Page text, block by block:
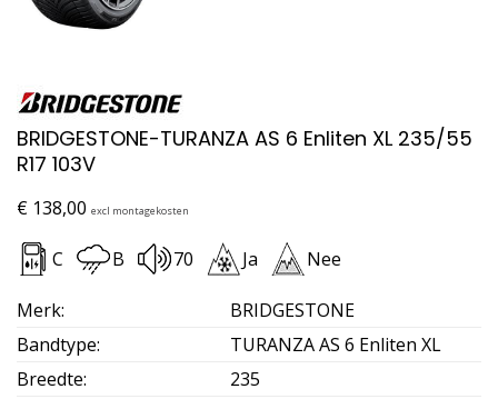
BRIDGESTONE-TURANZA AS 6 Enliten XL 235/55
R17 103V
€ 138,00 excl montagekosten
C B 70 Ja Nee
Merk:
BRIDGESTONE
Bandtype:
TURANZA AS 6 Enliten XL
Breedte:
235